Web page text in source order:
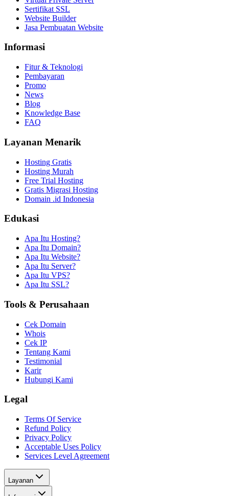
Sertifikat SSL
Website Builder
Jasa Pembuatan Website
Informasi
Fitur & Teknologi
Pembayaran
Promo
News
Blog
Knowledge Base
FAQ
Layanan Menarik
Hosting Gratis
Hosting Murah
Free Trial Hosting
Gratis Migrasi Hosting
Domain .id Indonesia
Edukasi
Apa Itu Hosting?
Apa Itu Domain?
Apa Itu Website?
Apa Itu Server?
Apa Itu VPS?
Apa Itu SSL?
Tools & Perusahaan
Cek Domain
Whois
Cek IP
Tentang Kami
Testimonial
Karir
Hubungi Kami
Legal
Terms Of Service
Refund Policy
Privacy Policy
Acceptable Uses Policy
Services Level Agreement
Layanan